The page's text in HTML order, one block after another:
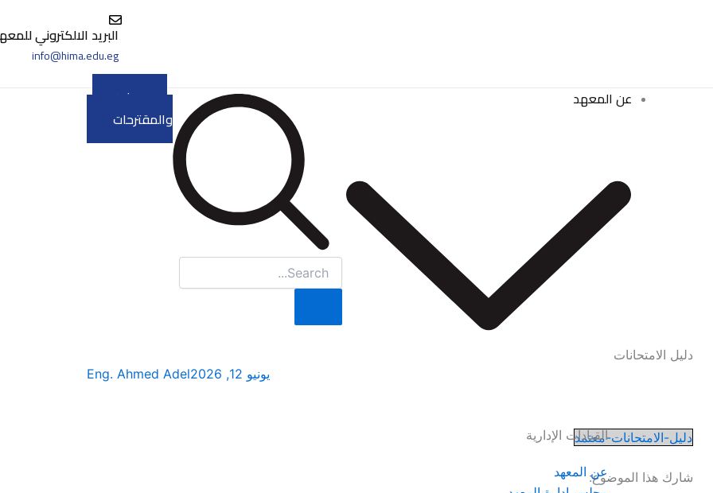
البريد الالكتروني
info@hima.edu.eg
عن المعهد
القيادات الإدارية
عن المعهد
الشكاوى
والمقترحات
دليل الامتحانات
يونيو 12, 2026
Eng. Ahmed Adel
دليل-الامتحانات-معتمد
شارك هذا الموضوع: